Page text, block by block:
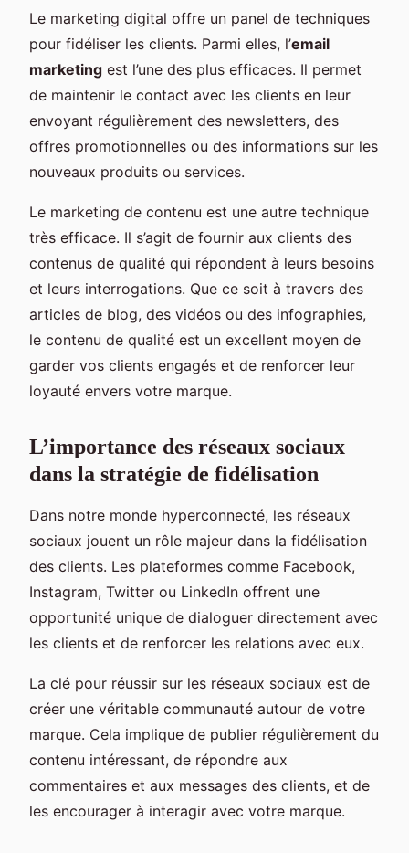
Le marketing digital offre un panel de techniques
pour fidéliser les clients. Parmi elles, l’email
marketing est l’une des plus efficaces. Il permet
de maintenir le contact avec les clients en leur
envoyant régulièrement des newsletters, des
offres promotionnelles ou des informations sur les
nouveaux produits ou services.
Le marketing de contenu est une autre technique
très efficace. Il s’agit de fournir aux clients des
contenus de qualité qui répondent à leurs besoins
et leurs interrogations. Que ce soit à travers des
articles de blog, des vidéos ou des infographies,
le contenu de qualité est un excellent moyen de
garder vos clients engagés et de renforcer leur
loyauté envers votre marque.
L’importance des réseaux sociaux
dans la stratégie de fidélisation
Dans notre monde hyperconnecté, les réseaux
sociaux jouent un rôle majeur dans la fidélisation
des clients. Les plateformes comme Facebook,
Instagram, Twitter ou LinkedIn offrent une
opportunité unique de dialoguer directement avec
les clients et de renforcer les relations avec eux.
La clé pour réussir sur les réseaux sociaux est de
créer une véritable communauté autour de votre
marque. Cela implique de publier régulièrement du
contenu intéressant, de répondre aux
commentaires et aux messages des clients, et de
les encourager à interagir avec votre marque.